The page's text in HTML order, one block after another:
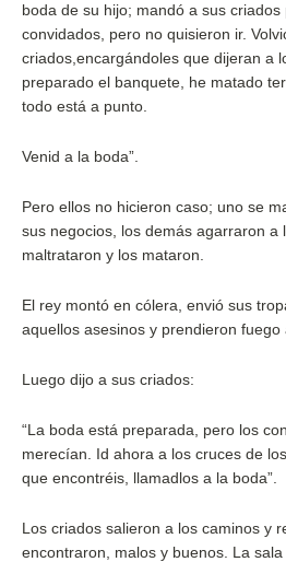
boda de su hijo; mandó a sus
convidados, pero no quisieron ir.
criados,encargándoles que dijeran a
preparado el banquete, he matado
todo está a punto.
Venid a la boda”.
Pero ellos no hicieron caso; uno se
sus negocios, los demás agarraron a
maltrataron y los mataron.
El rey montó en cólera, envió sus
aquellos asesinos y prendieron fuego
Luego dijo a sus criados:
“La boda está preparada, pero los
merecían. Id ahora a los cruces de
que encontréis, llamadlos a la boda”.
Los criados salieron a los caminos y
encontraron, malos y buenos. La